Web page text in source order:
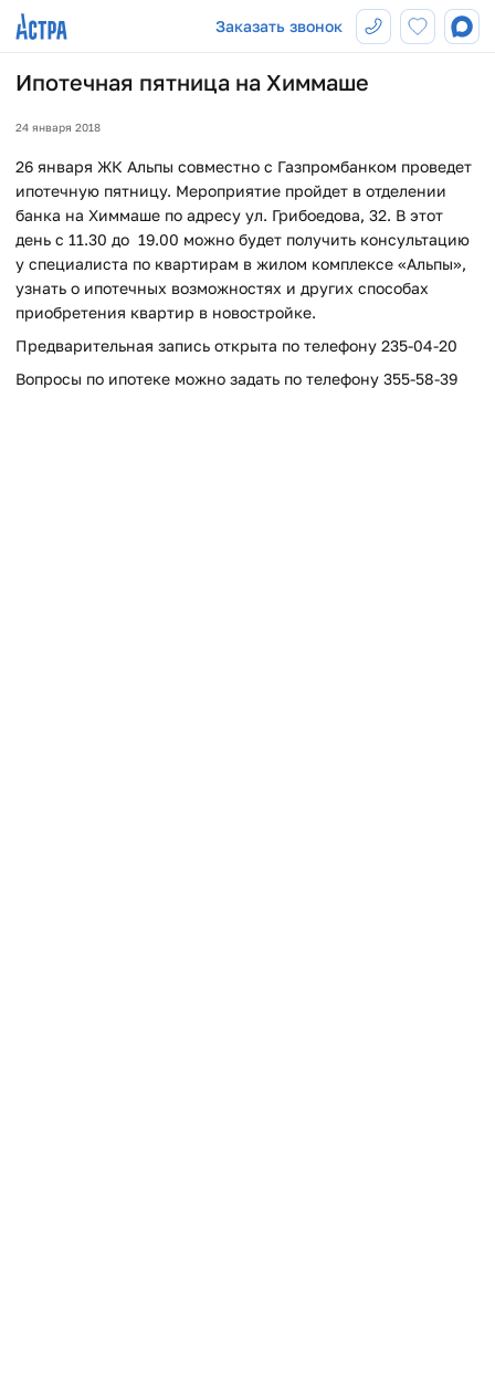
Заказать звонок
Ипотечная пятница на Химмаше
24 января 2018
26 января ЖК Альпы совместно с Газпромбанком проведет
ипотечную пятницу. Мероприятие пройдет в отделении
банка на Химмаше по адресу ул. Грибоедова, 32. В этот
день с 11.30 до 19.00 можно будет получить консультацию
у специалиста по квартирам в жилом комплексе «Альпы»,
узнать о ипотечных возможностях и других способах
приобретения квартир в новостройке.
Предварительная запись открыта по телефону 235-04-20
Вопросы по ипотеке можно задать по телефону 355-58-39